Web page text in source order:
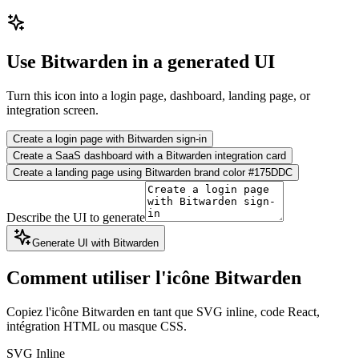
Use Bitwarden in a generated UI
Turn this icon into a login page, dashboard, landing page, or
integration screen.
Create a login page with Bitwarden sign-in
Create a SaaS dashboard with a Bitwarden integration card
Create a landing page using Bitwarden brand color #175DDC
Describe the UI to generate
Generate UI with Bitwarden
Comment utiliser l'icône Bitwarden
Copiez l'icône Bitwarden en tant que SVG inline, code React,
intégration HTML ou masque CSS.
SVG Inline